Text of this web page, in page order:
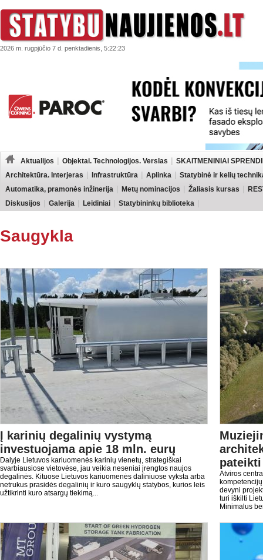
2026 m. rugpjūčio 7 d. penktadienis, 5:22:23
Aktualijos Objektai. Technologijos. Verslas
SKAITMENINIAI
Architektūra. Interjeras
Infrastruktūra Aplinka
Statybinė ir kelių
Automatika, pramonės inžinerija
Metų nominacijos Žaliasis kursas
Diskusijos
Galerija Leidiniai Statybininkų biblioteka
Saugykla
Į karinių degalinių vystymą
investuojama apie 18 mln. eurų
Dalyje Lietuvos kariuomenės karinių vienetų, strategiškai
svarbiausiose vietovėse, jau veikia neseniai įrengtos naujos
degalinės. Kituose Lietuvos kariuomenės daliniuose vyksta arba
netrukus prasidės degalinių ir kuro saugyklų statybos, kurios leis
užtikrinti kuro atsargų tiekimą...
Atviros
devyni
turi iškilti
Minimalus